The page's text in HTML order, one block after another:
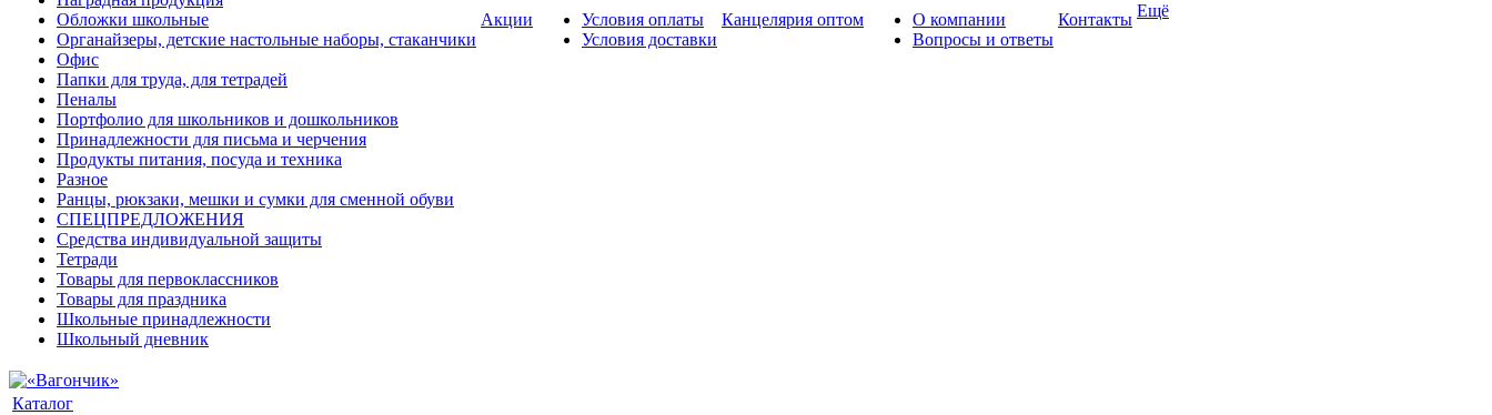
Обложки школьные
Органайзеры, детские настольные наборы, стаканчики
Офис
Папки для труда, для тетрадей
Пеналы
Портфолио для школьников и дошкольников
Принадлежности для письма и черчения
Продукты питания, посуда и техника
Разное
Ранцы, рюкзаки, мешки и сумки для сменной обуви
СПЕЦПРЕДЛОЖЕНИЯ
Средства индивидуальной защиты
Тетради
Товары для первоклассников
Товары для праздника
Школьные принадлежности
Школьный дневник
Акции
Условия оплаты
Условия доставки
Канцелярия оптом
О компании
Вопросы и ответы
Контакты Ещё
Каталог